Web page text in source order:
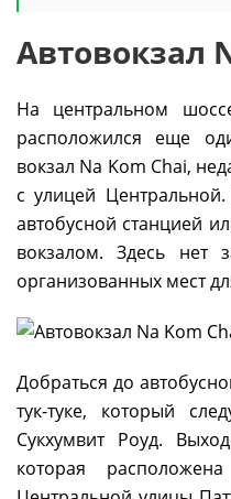
Автовокзал
На центральном
расположился еще
вокзал Na Kom Chai,
с улицей
автобусной станцией
вокзалом. Здесь нет
организованных мест
Добраться до
тук-туке, который
Сукхумвит Роуд.
которая